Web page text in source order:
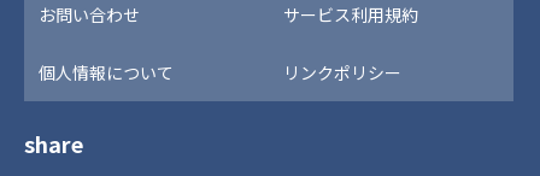
お問い合わせ サービス利用規約
個人情報について リンクポリシー
share